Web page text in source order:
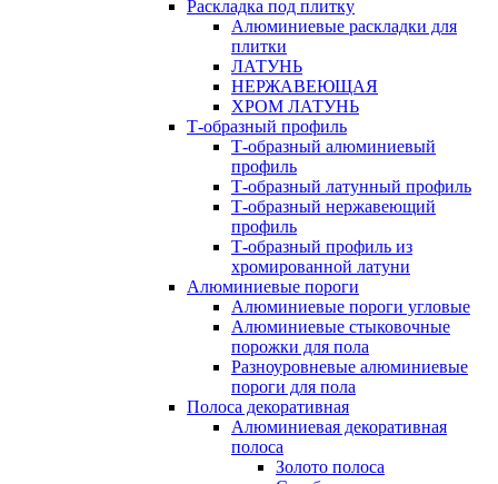
Раскладка под плитку
Алюминиевые раскладки для
плитки
ЛАТУНЬ
НЕРЖАВЕЮЩАЯ
ХРОМ ЛАТУНЬ
Т-образный профиль
Т-образный алюминиевый
профиль
Т-образный латунный профиль
Т-образный нержавеющий
профиль
Т-образный профиль из
хромированной латуни
Алюминиевые пороги
Алюминиевые пороги угловые
Алюминиевые стыковочные
порожки для пола
Разноуровневые алюминиевые
пороги для пола
Полоса декоративная
Алюминиевая декоративная
полоса
Золото полоса